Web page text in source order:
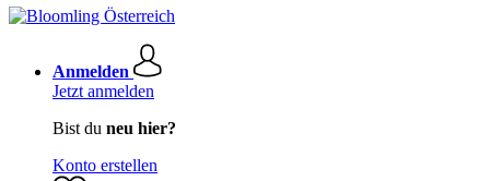
Anmelden
Jetzt anmelden
Bist du neu hier?
Konto erstellen